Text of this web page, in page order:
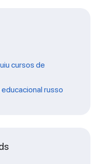
cursos de
educacional russo